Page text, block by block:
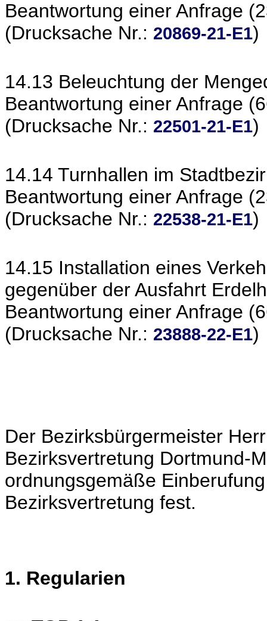
Beantwortung einer Anfrage
(Drucksache Nr.: 20869-21-E1)
14.13 Beleuchtung der
Beantwortung einer Anfrage
(Drucksache Nr.: 22501-21-E1)
14.14 Turnhallen im
Beantwortung einer Anfrage
(Drucksache Nr.: 22538-21-E1)
14.15 Installation eines
gegenüber der Ausfahrt
Beantwortung einer Anfrage
(Drucksache Nr.: 23888-22-E1)
Der Bezirksbürgermeister
Bezirksvertretung Dortmund-
ordnungsgemäße
Bezirksvertretung fest.
1. Regularien